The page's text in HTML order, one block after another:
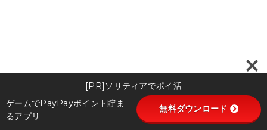
[PR]ソリティアでポイ活
ゲームでPayPayポイント貯ま
るアプリ
無料ダウンロード